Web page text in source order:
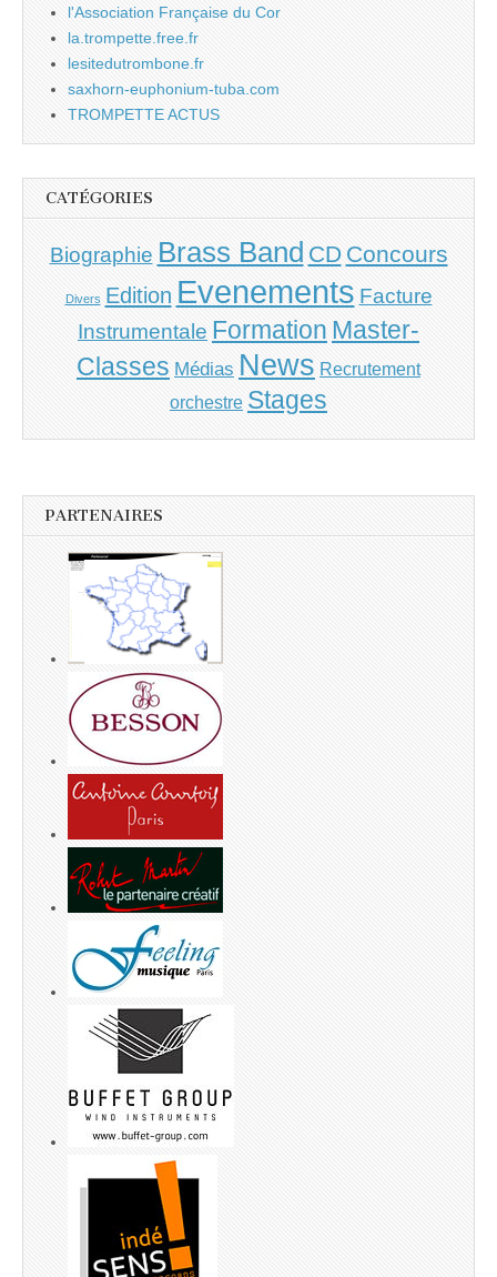
l'Association Française du Cor
la.trompette.free.fr
lesitedutrombone.fr
saxhorn-euphonium-tuba.com
TROMPETTE ACTUS
CATÉGORIES
Biographie Brass Band CD Concours
Divers Edition Evenements Facture
Instrumentale Formation Master-
Classes Médias News Recrutement
orchestre Stages
PARTENAIRES